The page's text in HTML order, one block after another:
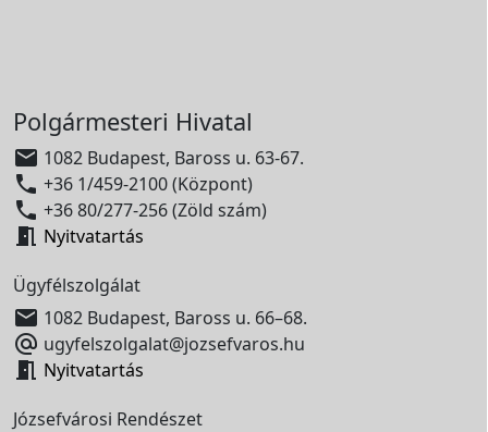
Polgármesteri Hivatal
 1082 Budapest, Baross u. 63-67.
 +36 1/459-2100 (Központ)
 +36 80/277-256 (Zöld szám)
 Nyitvatartás
Ügyfélszolgálat
 1082 Budapest, Baross u. 66–68.
 ugyfelszolgalat@jozsefvaros.hu
 Nyitvatartás
Józsefvárosi Rendészet